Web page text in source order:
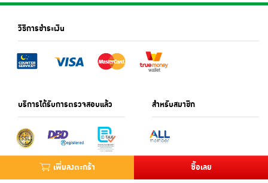
เพิ่มลงตะกร้า ซื้อเลย
วิธีการชำระเงิน
บริการได้รับการตรวจสอบแล้ว สำหรับสมาชิก